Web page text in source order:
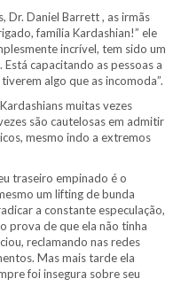
Dr. Daniel Barrett , as irmãs
família Kardashian!” ele
incrível, tem sido um
. Está capacitando as pessoas a
algo que as incomoda”.
muitas vezes
são cautelosas em admitir
mesmo indo a extremos
traseiro empinado é o
um lifting de bunda
a constante especulação,
prova de que ela não tinha
reclamando nas redes
Mas mais tarde ela
foi insegura sobre seu